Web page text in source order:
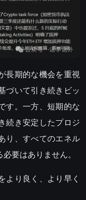
長期的な機会を重視
づいて引き続きビッ
す。一方、短期的な
続き安定したプロジ
り、すべてのエネル
要はありません。
より良く、より早く